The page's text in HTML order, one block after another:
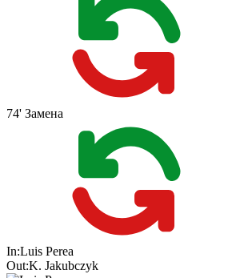
74' Замена
In:Luis Perea
Out:K. Jakubczyk